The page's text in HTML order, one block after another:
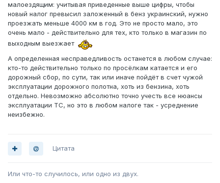
малоездящим: учитывая приведенные выше цифры, чтобы
новый налог превысил заложенный в бенз украинский, нужно
проезжать меньше 4000 км в год. Это не просто мало, это
очень мало - действительно для тех, кто только в магазин по
выходным выезжает
А определенная несправедливость останется в любом случае:
кто-то действительно только по просёлкам катается и его
дорожный сбор, по сути, так или иначе пойдёт в счет чужой
эксплуатации дорожного полотна, хоть из бензина, хоть
отдельно. Невозможно абсолютно точно учесть все нюансы
эксплуатации ТС, но это в любом налоге так - усреднение
неизбежно.
Цитата
Или что-то случилось, или одно из двух.